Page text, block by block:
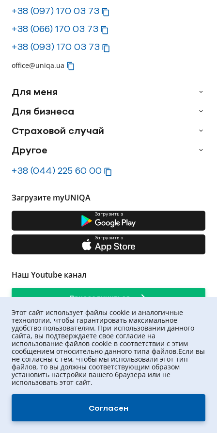
+38 (097) 170 03 73
+38 (066) 170 03 73
+38 (093) 170 03 73
office@uniqa.ua
Для меня
Для бизнеса
Страховой случай
Другое
+38 (044) 225 60 00
Загрузите myUNIQA
Загрузить з
Загрузить з
Наш Youtube канал
Присоединиться
2026.Все права защищены
Этот сайт использует файлы cookie и аналогичные
технологии, чтобы гарантировать максимальное
удобство пользователям. При использовании данного
сайта, вы подтверждаете свое согласие на
использование файлов cookie в соответствии с этим
сообщением относительно данного типа файлов.Если вы
не согласны с тем, чтобы мы использовали этот тип
файлов, то вы должны соответствующим образом
установить настройки вашего браузера или не
использовать этот сайт.
Согласен